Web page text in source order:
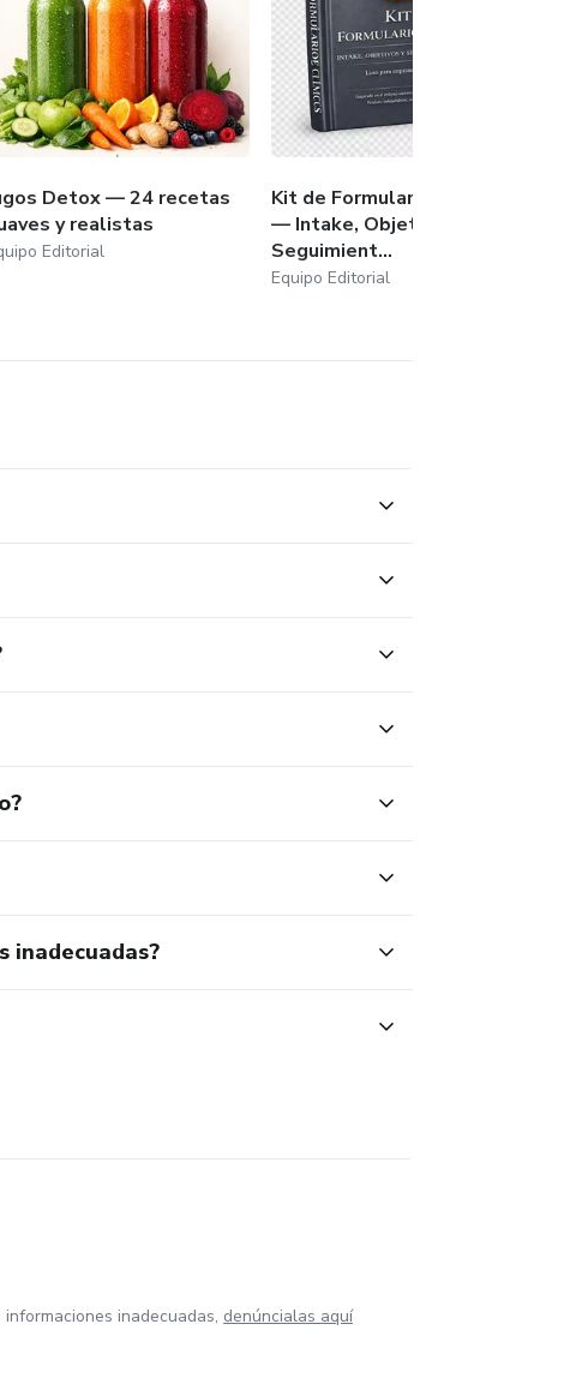
Detox — 24 recetas
y realistas
Editorial
Kit de Formularios Clínicos
— Intake, Objetivos y
Seguimient...
Equipo Editorial
inadecuadas?
inadecuadas, denúncialas aquí